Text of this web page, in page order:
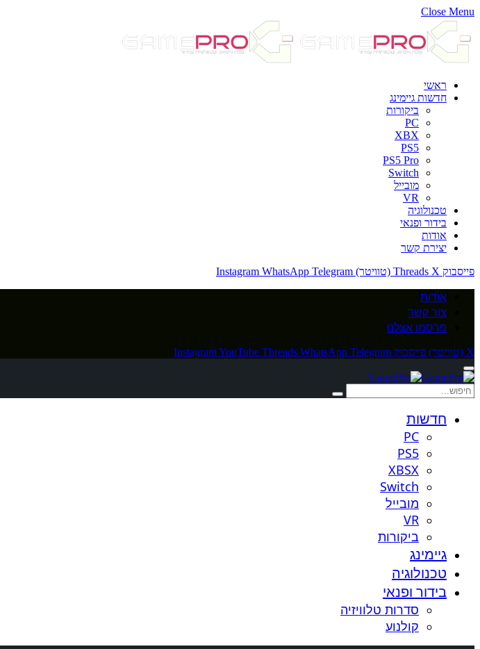
Close Menu
ראשי
חדשות גיימינג
ביקורות
PC
XBX
PS5
PS5 Pro
Switch
מובייל
VR
טכנולוגיה
בידור ופנאי
אודות
יצירת קשר
פייסבוק
Threads X (טוויטר) Instagram WhatsApp Telegram
אודות
צור קשר
פרסמו אצלנו
X (טוויטר) פייסבוק InstagramYouTube Threads WhatsApp Telegram
חדשות
PC
PS5
XBSX
Switch
מובייל
VR
ביקורות
גיימינג
טכנולוגיה
בידור ופנאי
סדרות טלוויזיה
קולנוע